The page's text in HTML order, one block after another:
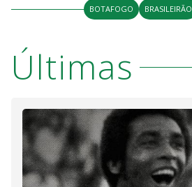
BOTAFOGO BRASILEIRÃO
Últimas